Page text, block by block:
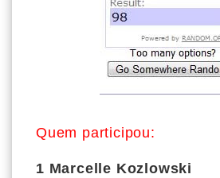
Quem participou:
1 Marcelle Kozlowski